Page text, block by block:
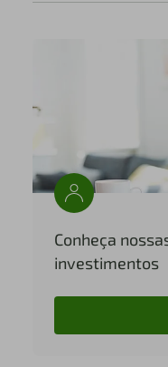
Conheça
investimentos